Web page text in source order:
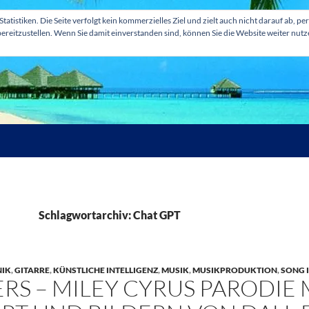
Schlagwortarchiv: Chat GPT
,GITARRE,KÜNSTLICHE INTELLIGENZ,MUSIK,MUSIKPRODUKTION,SONG
– MILEY CYRUS PARODIE
Die Seite verfolgt kein kommerzielles Ziel und zielt auch nicht darauf ab,
Wenn Sie damit einverstanden sind, können Sie die Website weiter